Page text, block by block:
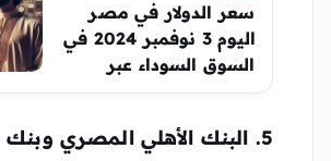
سعر الدولار في مصر
اليوم 3 نوفمبر 2024 في
السوق السوداء عبر
البنوك المصرية
5. البنك الأهلي المصري وبنك مصر